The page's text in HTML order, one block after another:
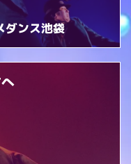
ダンス池袋